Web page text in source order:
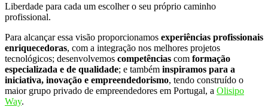
Liberdade para cada um escolher o seu próprio caminho
profissional.
Para alcançar essa visão proporcionamos experiências profissionais
enriquecedoras, com a integração nos melhores projetos
tecnológicos; desenvolvemos competências com formação
especializada e de qualidade; e também inspiramos para a
iniciativa, inovação e empreendedorismo, tendo construído o
maior grupo privado de empreendedores em Portugal, a Olisipo
Way.